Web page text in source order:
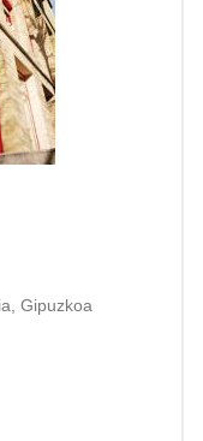
Gipuzkoa